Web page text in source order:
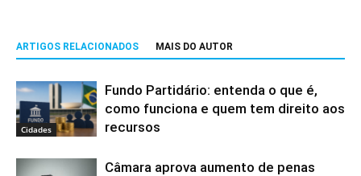
ARTIGOS RELACIONADOS MAIS DO AUTOR
Cidades
Fundo Partidário: entenda o que é,
como funciona e quem tem direito aos
recursos
Câmara aprova aumento de penas